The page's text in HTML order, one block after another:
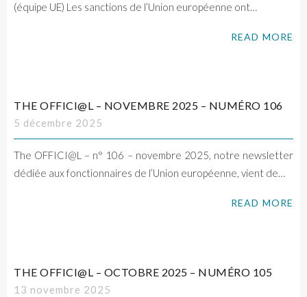
(équipe UE) Les sanctions de l’Union européenne ont…
READ MORE
THE OFFICI@L – NOVEMBRE 2025 – NUMÉRO 106
5 décembre 2025
The OFFICI@L – n° 106 – novembre 2025, notre newsletter
dédiée aux fonctionnaires de l’Union européenne, vient de…
READ MORE
THE OFFICI@L – OCTOBRE 2025 – NUMÉRO 105
13 novembre 2025